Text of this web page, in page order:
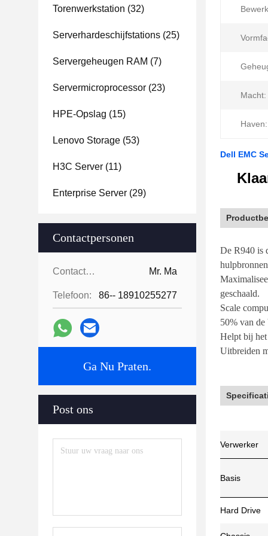
Torenwerkstation (32)
Serverhardeschijfstations (25)
Servergeheugen RAM (7)
Servermicroprocessor (23)
HPE-Opslag (15)
Lenovo Storage (53)
H3C Server (11)
Enterprise Server (29)
Contactpersonen
Contactpersonen: Mr. Ma
Telefoon: 86-- 18910255277
Ga Nu Praten.
Post ons
Macht:
Haven:
Dell EMC
De R940 is
geschaald.
Scale
50% van de
Helpt bij
Uitbreiden
Verwerker
Basis
Hard Drive